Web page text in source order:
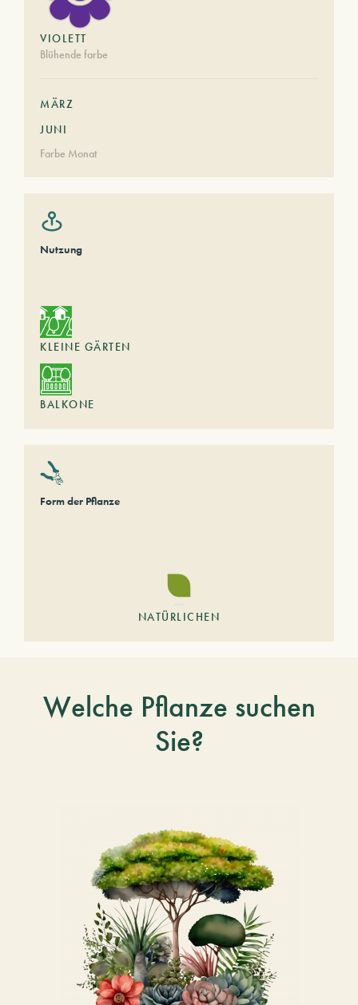
VIOLETT
Blühende farbe
MÄRZ
JUNI
Farbe Monat
Nutzung
KLEINE GÄRTEN
BALKONE
Form der Pflanze
NATÜRLICHEN
Welche Pflanze suchen
Sie?